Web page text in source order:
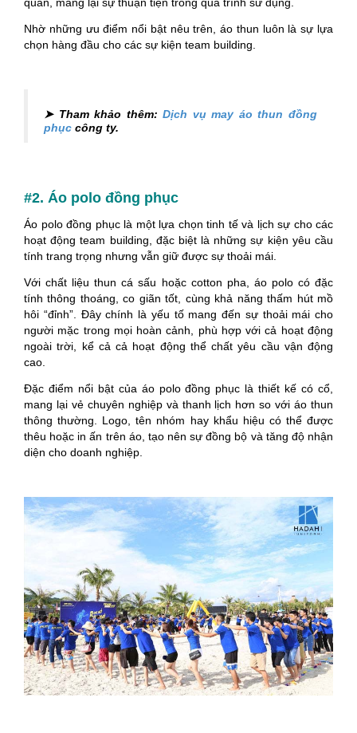
Nhờ những ưu điểm nổi bật nêu trên, áo thun luôn là sự lựa
chọn hàng đầu cho các sự kiện team building.
➤ Tham khảo thêm:Dịch vụ may áo thun đồng
phục công ty.
#2. Áo polo đồng phục
Áo polo đồng phục là một lựa chọn tinh tế và lịch sự cho các
hoạt động team building, đặc biệt là những sự kiện yêu cầu
tính trang trọng nhưng vẫn giữ được sự thoải mái.
Với chất liệu thun cá sấu hoặc cotton pha, áo polo có đặc
tính thông thoáng, co giãn tốt, cùng khả năng thấm hút mồ
hôi “đỉnh”. Đây chính là yếu tố mang đến sự thoải mái cho
người mặc trong mọi hoàn cảnh, phù hợp với cả hoạt động
ngoài trời, kể cả cả hoạt động thể chất yêu cầu vận động
cao.
Đặc điểm nổi bật của áo polo đồng phục là thiết kế có cổ,
mang lại vẻ chuyên nghiệp và thanh lịch hơn so với áo thun
thông thường. Logo, tên nhóm hay khẩu hiệu có thể được
thêu hoặc in ấn trên áo, tạo nên sự đồng bộ và tăng độ nhận
diện cho doanh nghiệp.